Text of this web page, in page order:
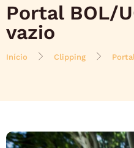
Portal BOL/
vazio
Início Clipping